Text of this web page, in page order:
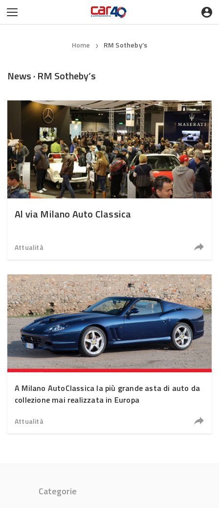
Home ❯ RM Sotheby’s
News · RM Sotheby’s
Al via Milano Auto Classica
Attualità
A Milano AutoClassica la più grande asta di auto da
collezione mai realizzata in Europa
Attualità
Categorie